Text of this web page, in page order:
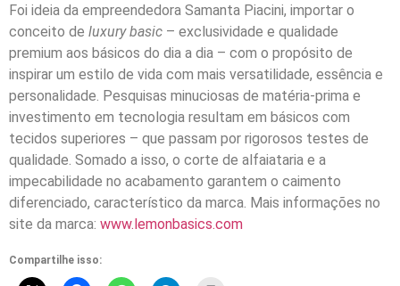
Foi ideia da empreendedora Samanta Piacini, importar o
conceito de luxury basic – exclusividade e qualidade
premium aos básicos do dia a dia – com o propósito de
inspirar um estilo de vida com mais versatilidade, essência e
personalidade. Pesquisas minuciosas de matéria-prima e
investimento em tecnologia resultam em básicos com
tecidos superiores – que passam por rigorosos testes de
qualidade. Somado a isso, o corte de alfaiataria e a
impecabilidade no acabamento garantem o caimento
diferenciado, característico da marca. Mais informações no
site da marca: www.lemonbasics.com
Compartilhe isso: